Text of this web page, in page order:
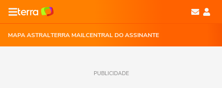
MAPA ASTRALTERRA MAILCENTRAL DO ASSINANTE
PUBLICIDADE